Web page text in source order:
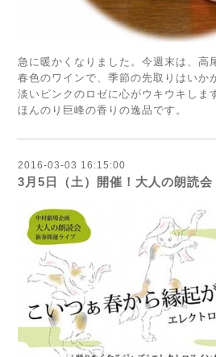
急に暖かくなりました。今週末は、高
春色のワインで、季節の先取りはいか
淡いピンクのロゼに心がウキウキしま
ほんのり巨峰の香りの逸品です。
2016-03-03 16:15:00
3月5日（土）開催！大人の朗読会